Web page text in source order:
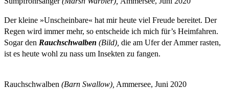
Der kleine »Unscheinbare« hat mir heute viel Freude bereitet. Der
Regen wird immer mehr, so entscheide ich mich für’s Heimfahren.
Sogar den Rauchschwalben (Bild), die am Ufer der Ammer rasten,
ist es heute wohl zu nass um Insekten zu fangen.
Rauchschwalben (Barn Swallow), Ammersee, Juni 2020